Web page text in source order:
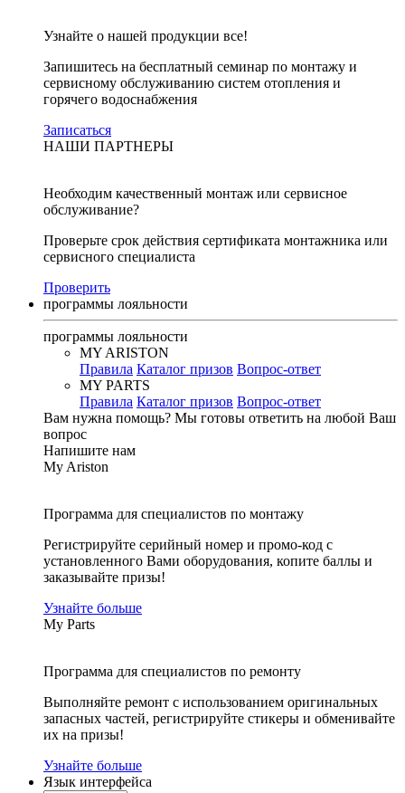
Узнайте о нашей продукции все!
Запишитесь на бесплатный семинар по монтажу и
сервисному обслуживанию систем отопления и
горячего водоснабжения
Записаться
НАШИ ПАРТНЕРЫ
Необходим качественный монтаж или сервисное
обслуживание?
Проверьте срок действия сертификата монтажника или
сервисного специалиста
Проверить
программы лояльности
программы лояльности
MY ARISTON
Правила Каталог призов Вопрос-ответ
MY PARTS
Правила Каталог призов Вопрос-ответ
Вам нужна помощь? Мы готовы ответить на любой Ваш
вопрос
Напишите нам
My Ariston
Программа для специалистов по монтажу
Регистрируйте серийный номер и промо-код с
установленного Вами оборудования, копите баллы и
заказывайте призы!
Узнайте больше
My Parts
Программа для специалистов по ремонту
Выполняйте ремонт с использованием оригинальных
запасных частей, регистрируйте стикеры и обменивайте
их на призы!
Узнайте больше
Язык интерфейса